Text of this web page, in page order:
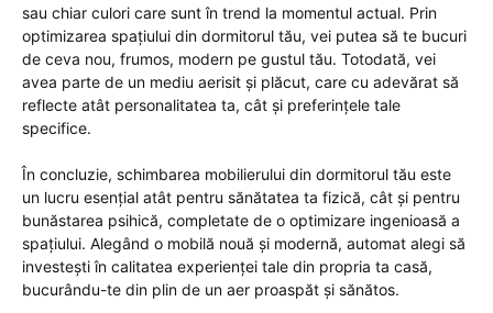
sau chiar culori care sunt în trend la momentul actual. Prin
optimizarea spațiului din dormitorul tău, vei putea să te bucuri
de ceva nou, frumos, modern pe gustul tău. Totodată, vei
avea parte de un mediu aerisit și plăcut, care cu adevărat să
reflecte atât personalitatea ta, cât și preferințele tale
specifice.
În concluzie, schimbarea mobilierului din dormitorul tău este
un lucru esențial atât pentru sănătatea ta fizică, cât și pentru
bunăstarea psihică, completate de o optimizare ingenioasă a
spațiului. Alegând o mobilă nouă și modernă, automat alegi să
investești în calitatea experienței tale din propria ta casă,
bucurându-te din plin de un aer proaspăt și sănătos.